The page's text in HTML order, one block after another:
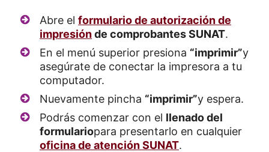
Abre el formulario de autorización de
impresiónde comprobantes SUNAT.
En el menú superior presiona “imprimir”y
asegúrate de conectar la impresora a tu
computador.
Nuevamente pincha “imprimir”y espera.
Podrás comenzar con el llenado del
formulariopara presentarlo en cualquier
oficina de atención SUNAT.